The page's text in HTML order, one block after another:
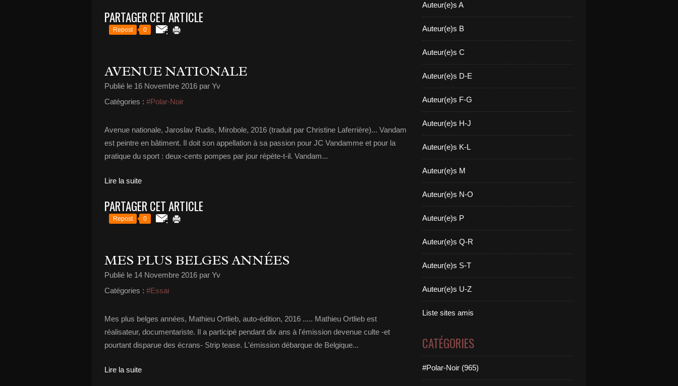
PARTAGER CET ARTICLE
Repost 0
AVENUE NATIONALE
Publié le 16 Novembre 2016 par Yv
Catégories : #Polar-Noir
Avenue nationale, Jaroslav Rudis, Mirobole, 2016 (traduit par Christine Laferrière)... Vandam
est peintre en bâtiment. Il doit son appellation à sa passion pour JC Vandamme et pour la
pratique du sport : deux-cents pompes par jour répète-t-il. Vandam...
Lire la suite
PARTAGER CET ARTICLE
Repost 0
MES PLUS BELGES ANNÉES
Publié le 14 Novembre 2016 par Yv
Catégories : #Essai
Mes plus belges années, Mathieu Ortlieb, auto-édition, 2016 ..... Mathieu Ortlieb est
réalisateur, documentariste. Il a participé pendant dix ans à l'émission devenue culte -et
pourtant disparue des écrans- Strip tease. L'émission débarque de Belgique...
Lire la suite
Auteur(e)s A
Auteur(e)s B
Auteur(e)s C
Auteur(e)s D-E
Auteur(e)s F-G
Auteur(e)s H-J
Auteur(e)s K-L
Auteur(e)s M
Auteur(e)s N-O
Auteur(e)s P
Auteur(e)s Q-R
Auteur(e)s S-T
Auteur(e)s U-Z
Liste sites amis
CATÉGORIES
#Polar-Noir (965)